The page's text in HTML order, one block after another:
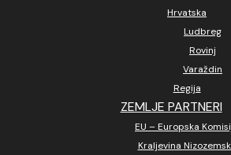
Hrvatska
Ludbreg
Rovinj
Varaždin
Regija
ZEMLJE PARTNERI
EU – Europska
Kraljevina